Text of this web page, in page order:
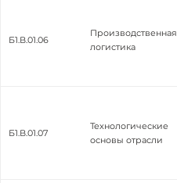
Б1.В.01.06
Производственная
логистика
Б1.В.01.07
Технологические
основы отрасли